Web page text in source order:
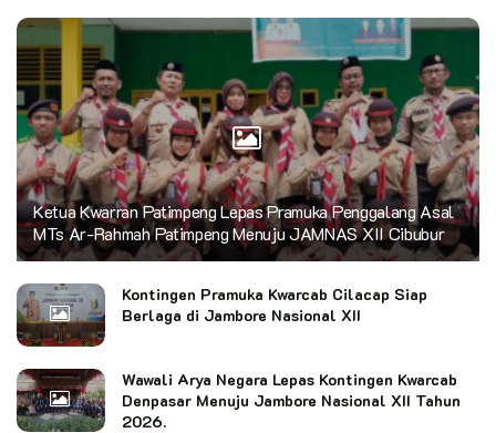
Ketua Kwarran Patimpeng Lepas Pramuka Penggalang Asal
MTs Ar-Rahmah Patimpeng Menuju JAMNAS XII Cibubur
Kontingen Pramuka Kwarcab Cilacap Siap
Berlaga di Jambore Nasional XII
Wawali Arya Negara Lepas Kontingen Kwarcab
Denpasar Menuju Jambore Nasional XII Tahun
2026.